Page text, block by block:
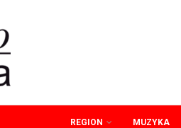
REGION MUZYKA